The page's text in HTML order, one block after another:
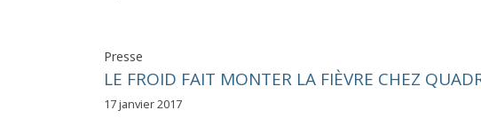
Presse
LE FROID FAIT MONTER LA FIÈVRE CHEZ
17 janvier 2017